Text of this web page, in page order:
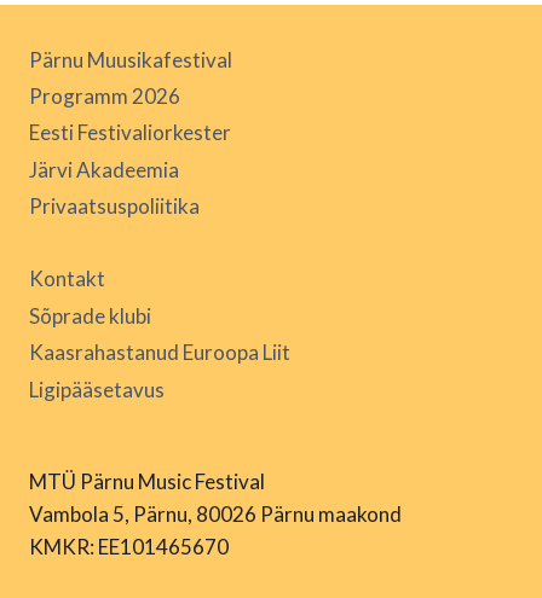
Pärnu Muusikafestival
Programm 2026
Eesti Festivaliorkester
Järvi Akadeemia
Privaatsuspoliitika
Kontakt
Sõprade klubi
Kaasrahastanud Euroopa Liit
Ligipääsetavus
MTÜ Pärnu Music Festival
Vambola 5, Pärnu, 80026 Pärnu maakond
KMKR: EE101465670